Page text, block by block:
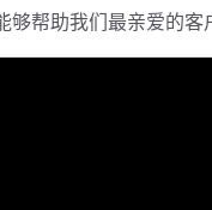
帮助我们最亲爱的客